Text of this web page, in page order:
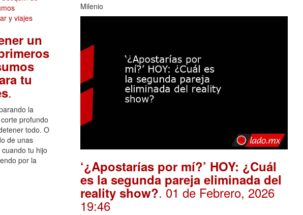
un
tu
.
la
profundo
todo. O
de unas
tu hijo
por la
Milenio
‘¿Apostarías por mí?’ HOY: ¿Cuál
es la segunda pareja eliminada del
reality show?. 01 de Febrero, 2026
19:46